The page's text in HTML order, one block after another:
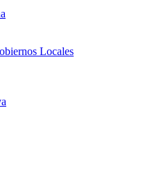
Locales